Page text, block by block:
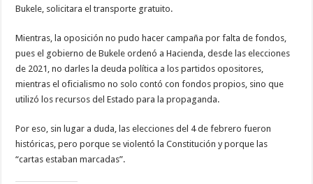
Bukele, solicitara el transporte gratuito.
Mientras, la oposición no pudo hacer campaña por falta de fondos,
pues el gobierno de Bukele ordenó a Hacienda, desde las elecciones
de 2021, no darles la deuda política a los partidos opositores,
mientras el oficialismo no solo contó con fondos propios, sino que
utilizó los recursos del Estado para la propaganda.
Por eso, sin lugar a duda, las elecciones del 4 de febrero fueron
históricas, pero porque se violentó la Constitución y porque las
“cartas estaban marcadas”.